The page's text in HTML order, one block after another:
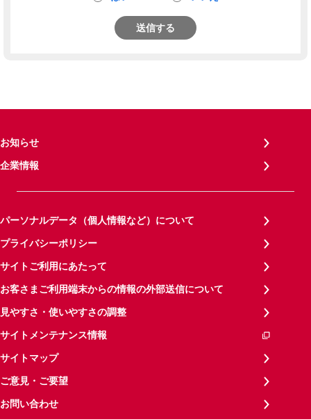
送信する
お知らせ
企業情報
パーソナルデータ（個人情報など）について
プライバシーポリシー
サイトご利用にあたって
お客さまご利用端末からの情報の外部送信について
見やすさ・使いやすさの調整
サイトメンテナンス情報
サイトマップ
ご意見・ご要望
お問い合わせ